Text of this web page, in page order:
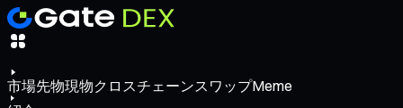
市場先物現物クロスチェーンスワップMeme